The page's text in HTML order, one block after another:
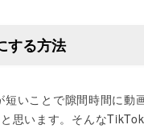
する方法
いことで隙間時間に動
思います。そんな